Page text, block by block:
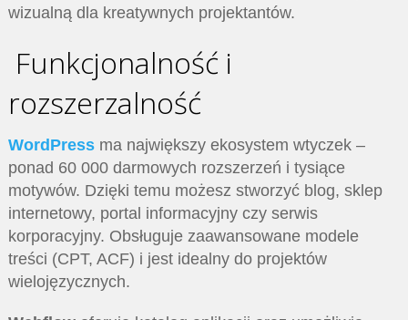
wizualną dla kreatywnych projektantów.
Funkcjonalność i
rozszerzalność
WordPressma największy ekosystem wtyczek –
ponad 60 000 darmowych rozszerzeń i tysiące
motywów. Dzięki temu możesz stworzyć blog, sklep
internetowy, portal informacyjny czy serwis
korporacyjny. Obsługuje zaawansowane modele
treści (CPT, ACF) i jest idealny do projektów
wielojęzycznych.